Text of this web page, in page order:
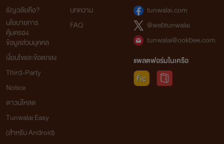
ธัญวลัยคือ?
นโยบายการ
คุ้มครอง
ข้อมูลส่วนบุคคล
เงื่อนไขและข้อตกลง
Third-Party
Notice
ดาวน์โหลด
Tunwalai Easy
(สำหรับ Android)
บทความ
FAQ
tunwalai.com
@webtunwalai
tunwalai@ookbee.com
แพลตฟอร์มในเครือ